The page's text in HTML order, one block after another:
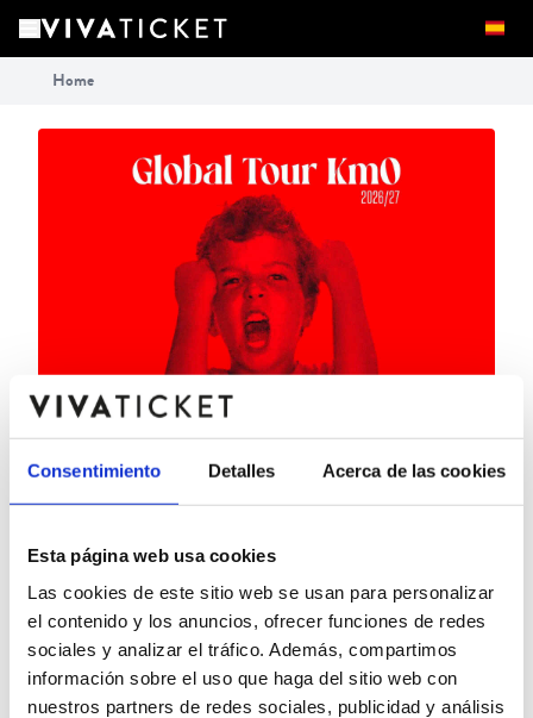
Consentimiento Detalles Acerca de las cookies
Esta página web usa cookies
Las cookies de este sitio web se usan para personalizar
el contenido y los anuncios, ofrecer funciones de redes
sociales y analizar el tráfico. Además, compartimos
información sobre el uso que haga del sitio web con
nuestros partners de redes sociales, publicidad y análisis
Home
PABLO ALBORÁN
- Varias Ciudades